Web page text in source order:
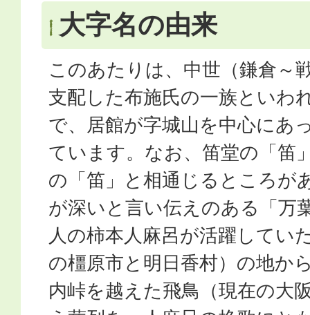
大字名の由来
このあたりは、中世（鎌倉～
支配した布施氏の一族といわ
で、居館が字城山を中心にあ
ています。なお、笛堂の「笛
の「笛」と相通じるところが
が深いと言い伝えのある「万
人の柿本人麻呂が活躍してい
の橿原市と明日香村）の地か
内峠を越えた飛鳥（現在の大